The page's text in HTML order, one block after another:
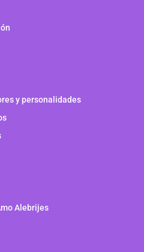
y personalidades
Alebrijes